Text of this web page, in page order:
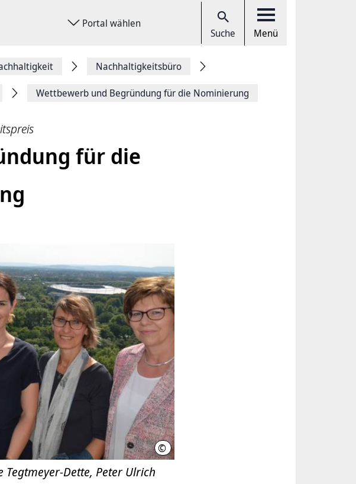
Portal wählen
Suche Menü
Nachhaltigkeitsbüro
Wettbewerb und Begründung für die Nominierung
für die
© LHH
Dette, Peter Ulrich